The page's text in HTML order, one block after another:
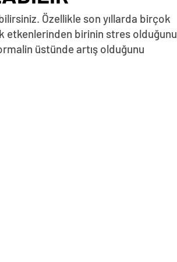
Özellikle son yıllarda birçok
etkenlerinden birinin stres olduğunu
üstünde artış olduğunu